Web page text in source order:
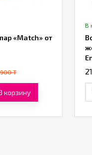
«Match» от
T
корзину
В